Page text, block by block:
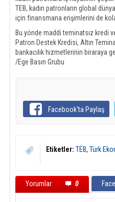
TEB, kadın patronların global
için finansmana erişimlerini de
Bu yönde maddi teminatsız kredi
Patron Destek Kredisi, Altın
bankacılık hizmetlerinin biraraya
/Ege Basın Grubu
Facebook'ta Paylaş
Etiketler: TEB, Türk
Yorumlar 0